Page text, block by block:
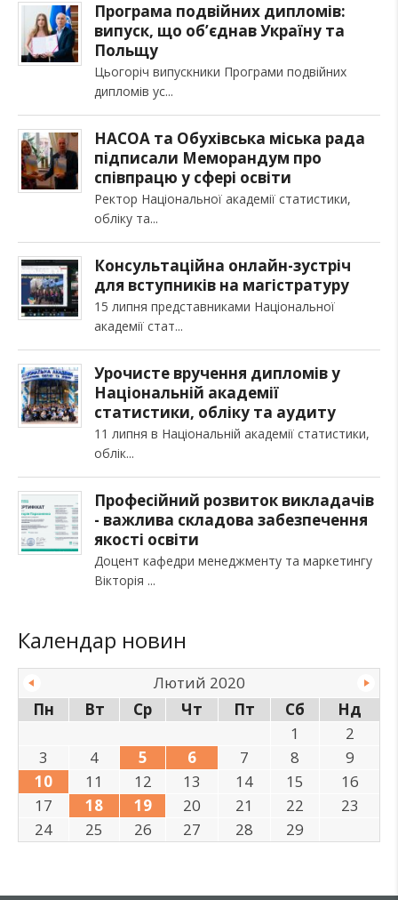
Програма подвійних дипломів:
випуск, що об’єднав Україну та
Польщу
Цьогоріч випускники Програми подвійних
дипломів ус
НАСОА та Обухівська міська рада
підписали Меморандум про
співпрацю у сфері освіти
Ректор Національної академії статистики,
обліку та
Консультаційна онлайн-зустріч
для вступників на магістратуру
15 липня представниками Національної
академії стат
Урочисте вручення дипломів у
Національній академії
статистики, обліку та аудиту
11 липня в Національній академії статистики,
облік
Професійний розвиток викладачів
- важлива складова забезпечення
якості освіти
Доцент кафедри менеджменту та маркетингу
Вікторія
Календар новин
Лютий 2020
Пн
Вт Ср Чт Пт Сб
Нд
1
2
3
4 5 6 7 8
9
10
11 12 13 14 15
16
17
18 19 20 21 22
23
24
25 26 27 28 29